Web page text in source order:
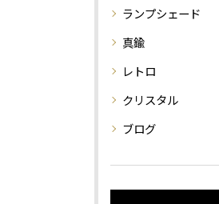
ランプシェード
真鍮
レトロ
クリスタル
ブログ